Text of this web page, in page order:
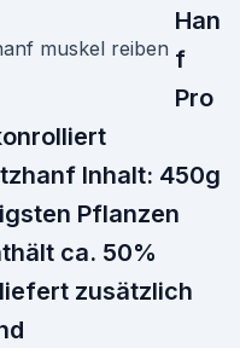
Han
f
Pro
Inhalt: 450g
Pflanzen
ca. 50%
zusätzlich